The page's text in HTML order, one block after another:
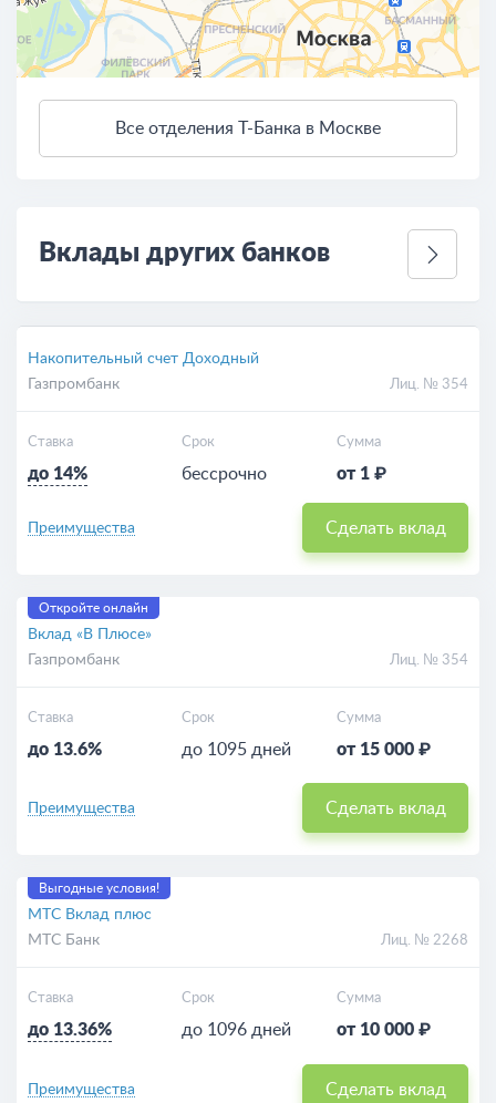
Все отделения Т-Банка в Москве
Вклады других банков
Накопительный счет Доходный
Газпромбанк
Лиц. № 354
Ставка
до 14%
Срок
бессрочно
Сумма
от 1 ₽
Преимущества Сделать вклад
Откройте онлайн
Вклад «В Плюсе»
Газпромбанк
Лиц. № 354
Ставка
до 13.6%
Срок
до 1095 дней
Сумма
от 15 000 ₽
Преимущества Сделать вклад
Выгодные условия!
МТС Вклад плюс
МТС Банк
Лиц. № 2268
Ставка
до 13.36%
Срок
до 1096 дней
Сумма
от 10 000 ₽
Преимущества Сделать вклад